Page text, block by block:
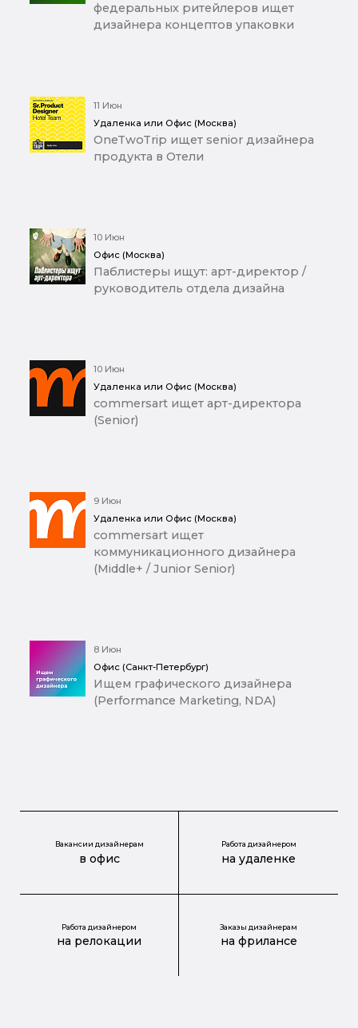
федеральных ритейлеров ищет
дизайнера концептов упаковки
11 Июн
Удаленка или Офис (Москва)
OneTwoTrip ищет senior дизайнера
продукта в Отели
10 Июн
Офис (Москва)
Паблистеры ищут: арт-директор /
руководитель отдела дизайна
10 Июн
Удаленка или Офис (Москва)
commersart ищет арт-директора
(Senior)
9 Июн
Удаленка или Офис (Москва)
commersart ищет
коммуникационного дизайнера
(Middle+ / Junior Senior)
8 Июн
Офис (Санкт-Петербург)
Ищем графического дизайнера
(Performance Marketing, NDA)
Вакансии дизайнерам
в офис
Работа дизайнером
на удаленке
Работа дизайнером
на релокации
Заказы дизайнерам
на фрилансе